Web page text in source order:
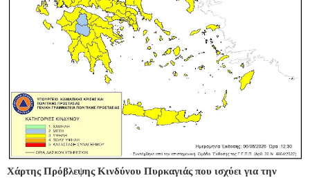
Χάρτης Πρόβλεψης Κινδύνου Πυρκαγιάς που ισχύει για την